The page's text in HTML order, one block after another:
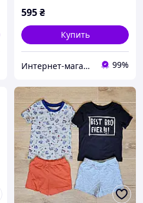
595₴
Купить
Интернет-магазин «Сокровища Востока» — качественные товары из Японии и Кореи 99%